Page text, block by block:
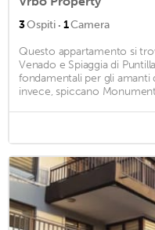
3Ospiti · 1Camera
Questo appartamento si
Venado e Spiaggia di
fondamentali per gli amanti
invece, spiccano